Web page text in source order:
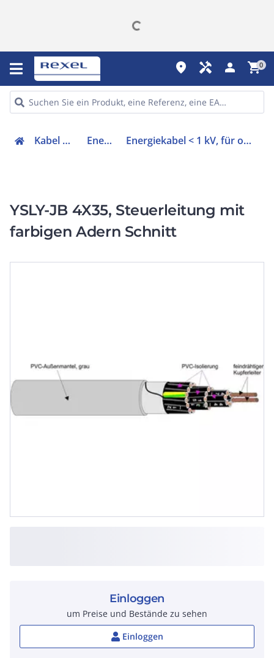
place handyman person shopping_cart0
Kabel & Leitungen Energiekabel Energiekabel < 1 kV, für ortsveränderlichen Einsatz
YSLY-JB 4X35, Steuerleitung mit
farbigen Adern Schnitt
Einloggen
um Preise und Bestände zu sehen
Einloggen